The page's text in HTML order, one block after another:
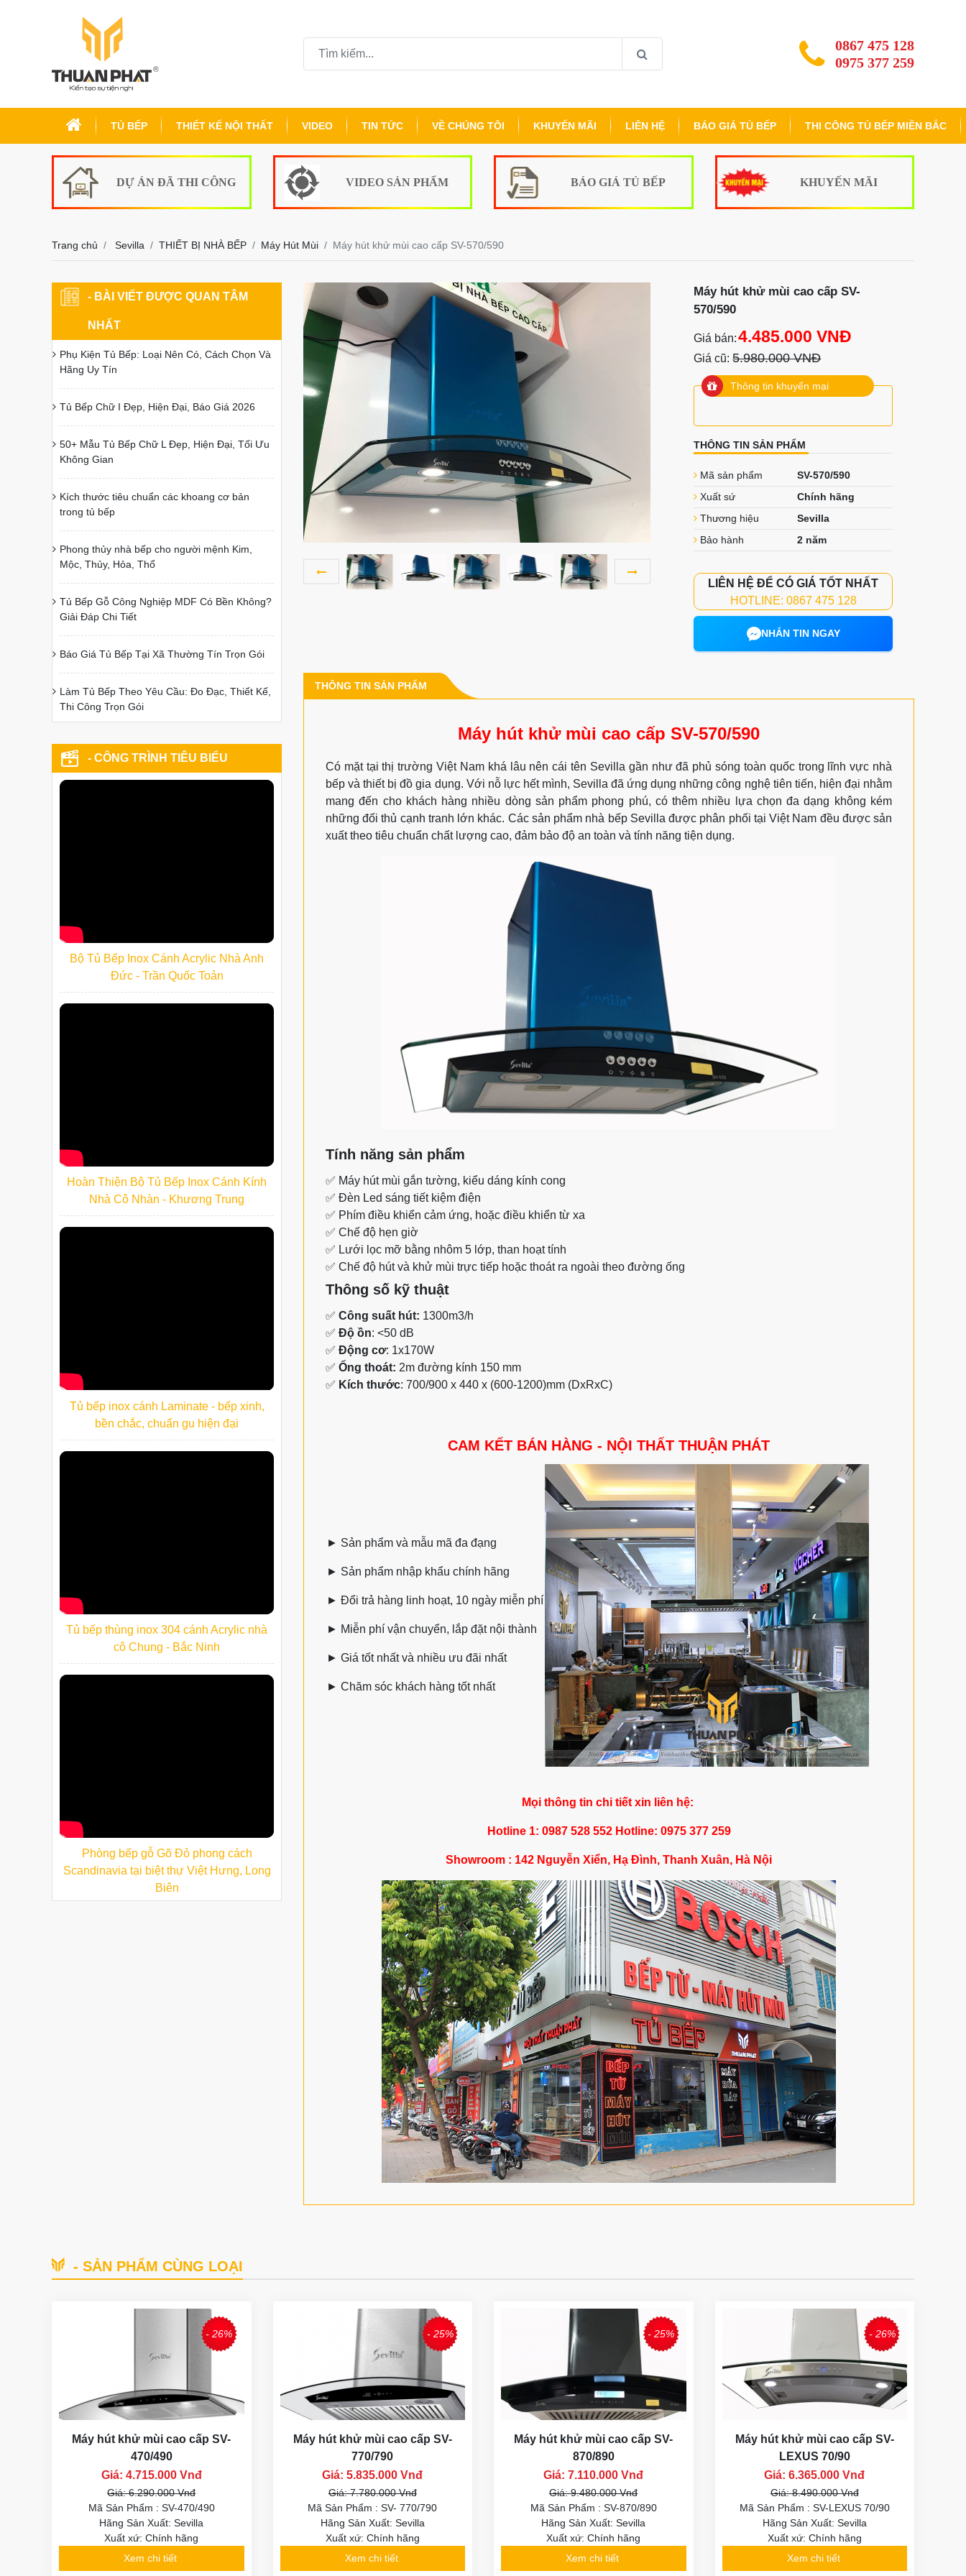
0867 475 128
0975 377 259
TỦ BẾP THIẾT KẾ NỘI THẤT VIDEO TIN TỨC VỀ CHÚNG TÔI KHUYẾN MÃI LIÊN HỆ BÁO GIÁ TỦ BẾP THI CÔNG TỦ BẾP MIỀN BẮC
DỰ ÁN ĐÃ THI CÔNG VIDEO SẢN PHẨM BÁO GIÁ TỦ BẾP KHUYẾN MÃI
Trang chủ Sevilla THIẾT BỊ NHÀ BẾP Máy Hút Mùi Máy hút khử mùi cao cấp SV-570/590
Máy hút khử mùi cao cấp SV-
570/590
Giá bán:4.485.000 VNĐ
Giá cũ: 5.980.000 VNĐ
Thông tin khuyến mại
THÔNG TIN SẢN PHẨM
Mã sản phẩm
SV-570/590
Xuất sứ
Chính hãng
Thương hiệu
Sevilla
Bảo hành
2 năm
LIÊN HỆ ĐỂ CÓ GIÁ TỐT NHẤT
HOTLINE: 0867 475 128
NHẮN TIN NGAY
THÔNG TIN SẢN PHẨM
Máy hút khử mùi cao cấp SV-570/590
Có mặt tại thị trường Việt Nam khá lâu nên cái tên Sevilla gần như đã phủ sóng toàn quốc trong lĩnh vực nhà
bếp và thiết bị đồ gia dụng. Với nỗ lực hết mình, Sevilla đã ứng dụng những công nghệ tiên tiến, hiện đại nhằm
mang đến cho khách hàng nhiều dòng sản phẩm phong phú, có thêm nhiều lựa chọn đa dạng không kém
những đối thủ cạnh tranh lớn khác. Các sản phẩm nhà bếp Sevilla được phân phối tại Việt Nam đều được sản
xuất theo tiêu chuẩn chất lượng cao, đảm bảo độ an toàn và tính năng tiện dụng.
Tính năng sản phẩm
✅ Máy hút mùi gắn tường, kiểu dáng kính cong
✅ Đèn Led sáng tiết kiệm điện
✅ Phím điều khiển cảm ứng, hoặc điều khiển từ xa
✅ Chế độ hẹn giờ
✅ Lưới lọc mỡ bằng nhôm 5 lớp, than hoạt tính
✅ Chế độ hút và khử mùi trực tiếp hoặc thoát ra ngoài theo đường ống
Thông số kỹ thuật
✅ Công suất hút: 1300m3/h
✅ Độ ồn: <50 dB
✅ Động cơ: 1x170W
✅ Ống thoát: 2m đường kính 150 mm
✅ Kích thước: 700/900 x 440 x (600-1200)mm (DxRxC)
CAM KẾT BÁN HÀNG - NỘI THẤT THUẬN PHÁT
► Sản phẩm và mẫu mã đa đạng
► Sản phẩm nhập khẩu chính hãng
► Đổi trả hàng linh hoạt, 10 ngày miễn phí
► Miễn phí vận chuyển, lắp đặt nội thành
► Giá tốt nhất và nhiều ưu đãi nhất
► Chăm sóc khách hàng tốt nhất
Mọi thông tin chi tiết xin liên hệ:
Hotline 1: 0987 528 552 Hotline: 0975 377 259
Showroom : 142 Nguyễn Xiển, Hạ Đình, Thanh Xuân, Hà Nội
- BÀI VIẾT ĐƯỢC QUAN TÂM
NHẤT
Phụ Kiện Tủ Bếp: Loại Nên Có, Cách Chọn Và
Hãng Uy Tín
Tủ Bếp Chữ I Đẹp, Hiện Đại, Báo Giá 2026
50+ Mẫu Tủ Bếp Chữ L Đẹp, Hiện Đại, Tối Ưu
Không Gian
Kích thước tiêu chuẩn các khoang cơ bản
trong tủ bếp
Phong thủy nhà bếp cho người mệnh Kim,
Mộc, Thủy, Hỏa, Thổ
Tủ Bếp Gỗ Công Nghiệp MDF Có Bền Không?
Giải Đáp Chi Tiết
Báo Giá Tủ Bếp Tại Xã Thường Tín Trọn Gói
Làm Tủ Bếp Theo Yêu Cầu: Đo Đạc, Thiết Kế,
Thi Công Trọn Gói
- CÔNG TRÌNH TIÊU BIỂU
Bộ Tủ Bếp Inox Cánh Acrylic Nhà Anh
Đức - Trần Quốc Toản
Hoàn Thiện Bộ Tủ Bếp Inox Cánh Kính
Nhà Cô Nhàn - Khương Trung
Tủ bếp inox cánh Laminate - bếp xinh,
bền chắc, chuẩn gu hiện đại
Tủ bếp thùng inox 304 cánh Acrylic nhà
cô Chung - Bắc Ninh
Phòng bếp gỗ Gõ Đỏ phong cách
Scandinavia tại biệt thự Việt Hưng, Long
Biên
- SẢN PHẨM CÙNG LOẠI
- 26%
Máy hút khử mùi cao cấp SV-
470/490
Giá: 4.715.000 Vnđ
Giá: 6.290.000 Vnđ
Mã Sản Phẩm : SV-470/490
Hãng Sản Xuất: Sevilla
Xuất xứ: Chính hãng
Xem chi tiết
- 25%
Máy hút khử mùi cao cấp SV-
770/790
Giá: 5.835.000 Vnđ
Giá: 7.780.000 Vnđ
Mã Sản Phẩm : SV- 770/790
Hãng Sản Xuất: Sevilla
Xuất xứ: Chính hãng
Xem chi tiết
- 25%
Máy hút khử mùi cao cấp SV-
870/890
Giá: 7.110.000 Vnđ
Giá: 9.480.000 Vnđ
Mã Sản Phẩm : SV-870/890
Hãng Sản Xuất: Sevilla
Xuất xứ: Chính hãng
Xem chi tiết
- 26%
Máy hút khử mùi cao cấp SV-
LEXUS 70/90
Giá: 6.365.000 Vnđ
Giá: 8.490.000 Vnđ
Mã Sản Phẩm : SV-LEXUS 70/90
Hãng Sản Xuất: Sevilla
Xuất xứ: Chính hãng
Xem chi tiết